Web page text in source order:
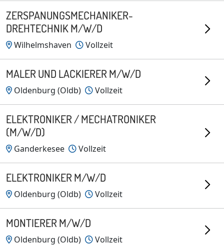
ZERSPANUNGSMECHANIKER-
DREHTECHNIK M/W/D
Wilhelmshaven Vollzeit
MALER UND LACKIERER M/W/D
Oldenburg (Oldb) Vollzeit
ELEKTRONIKER / MECHATRONIKER
(M/W/D)
Ganderkesee Vollzeit
ELEKTRONIKER M/W/D
Oldenburg (Oldb) Vollzeit
MONTIERER M/W/D
Oldenburg (Oldb) Vollzeit